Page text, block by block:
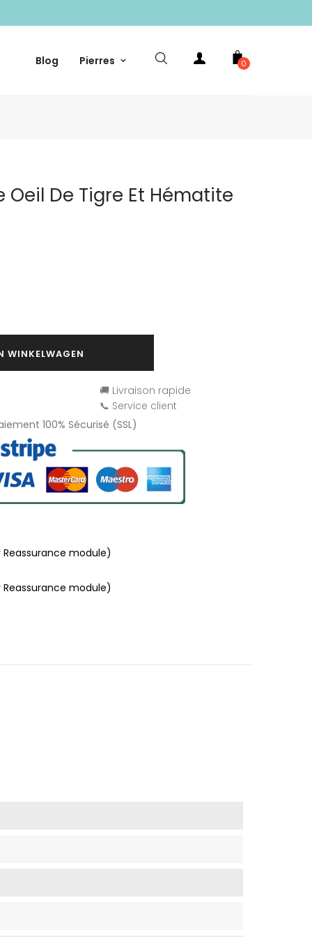
Blog Pierres 0
De Tigre Et Hématite
WINKELWAGEN
🚚 Livraison rapide
📞 Service client
100% Sécurisé (SSL)
module)
module)